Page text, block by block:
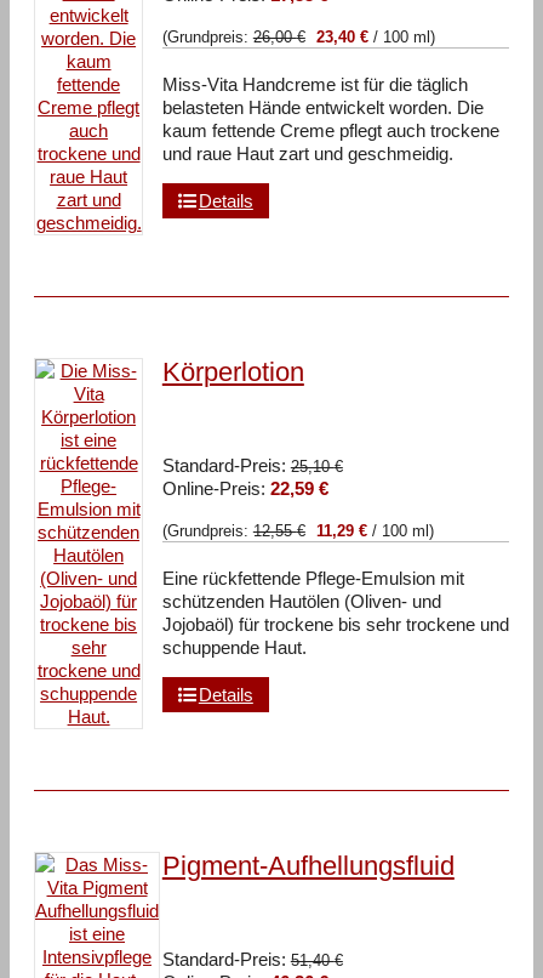
19,50 €
ist:
(Grundpreis:26,00€ 23,40 €/ 100 ml )
Miss-Vita Handcreme ist für die täglich
belasteten Hände entwickelt worden. Die
kaum fettende Creme pflegt auch trockene
und raue Haut zart und geschmeidig.
Details
Körperlotion
Standard-Preis: 25,10€
25,10 €
Online-Preis: 22,59 €Aktueller
ist:
(Grundpreis:12,55€ 11,29 €/ 100 ml )
Eine rückfettende Pflege-Emulsion mit
schützenden Hautölen (Oliven- und
Jojobaöl) für trockene bis sehr trockene und
schuppende Haut.
Details
Pigment-Aufhellungsfluid
Standard-Preis: 51,40€